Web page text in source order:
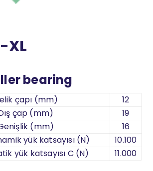
XL
bearing
çapı (mm)
12
çap (mm)
19
(mm)
16
yük katsayısı (N)
10.100
yük katsayısı C (N)
11.000